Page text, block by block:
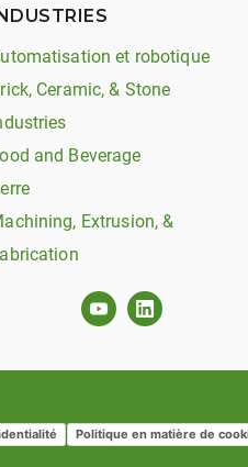
et robotique
Ceramic, & Stone
and Beverage
Extrusion, &
Politique en matière de